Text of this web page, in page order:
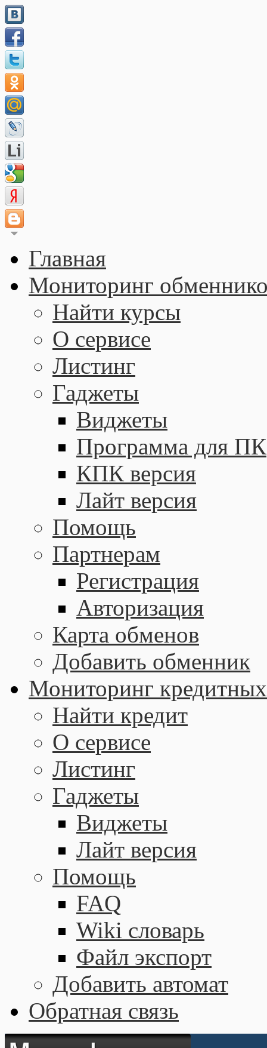
Главная
Мониторинг
Найти курсы
О сервисе
Листинг
Гаджеты
Виджеты
Программа для ПК
КПК версия
Лайт версия
Помощь
Партнерам
Регистрация
Авторизация
Карта обменов
Добавить обменник
Мониторинг кредитных
Найти кредит
О сервисе
Листинг
Гаджеты
Виджеты
Лайт версия
Помощь
FAQ
Wiki словарь
Файл экспорт
Добавить автомат
Обратная связь